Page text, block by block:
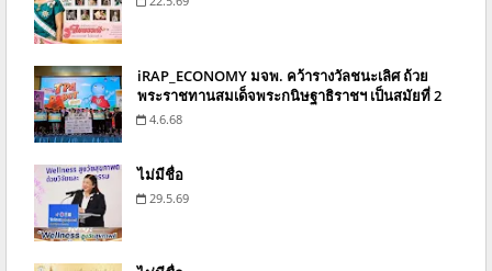
iRAP_ECONOMY มจพ. คว้ารางวัลชนะเลิศ ถ้วย
พระราชทานสมเด็จพระกนิษฐาธิราชฯ เป็นสมัยที่ 2
4.6.68
ไม่มีชื่อ
29.5.69